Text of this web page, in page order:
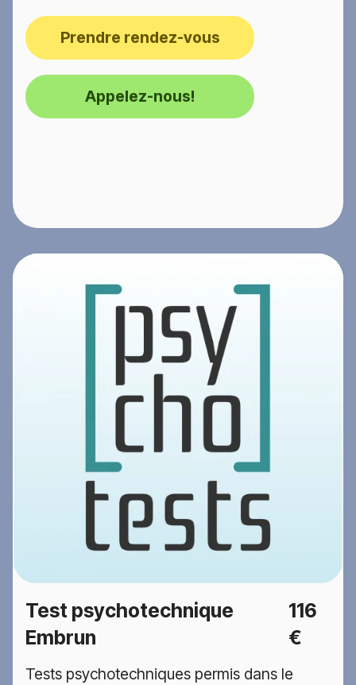
Prendre rendez-vous
Appelez-nous!
Test psychotechnique
Embrun
116
€
Tests psychotechniques permis dans le